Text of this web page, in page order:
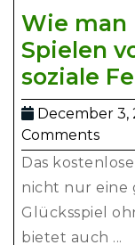
Wie man
Spielen
soziale
December 3,
Comments
Das
nicht nur eine
Glücksspiel
bietet auch ...